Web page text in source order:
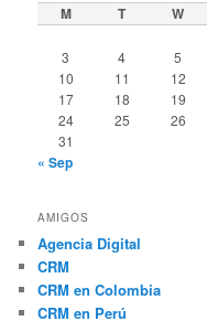
M T W
3
4 5
10
11 12
17
18 19
24
25 26
31
« Sep
AMIGOS
Agencia Digital
CRM
CRM en Colombia
CRM en Perú